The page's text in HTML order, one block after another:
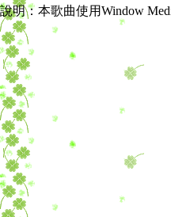
說明：本歌曲使用Window